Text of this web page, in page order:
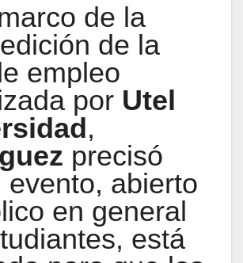
de la
de la
empleo
por Utel
,
precisó
evento, abierto
en general
está